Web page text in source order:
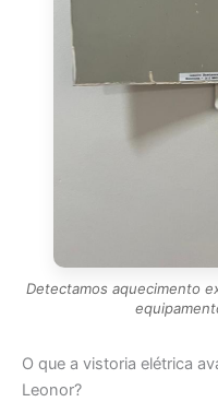
Detectamos aquecimento
O que a vistoria elétrica
Leonor?